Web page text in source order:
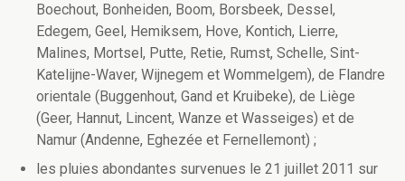
Boechout, Bonheiden, Boom, Borsbeek, Dessel,
Edegem, Geel, Hemiksem, Hove, Kontich, Lierre,
Malines, Mortsel, Putte, Retie, Rumst, Schelle, Sint-
Katelijne-Waver, Wijnegem et Wommelgem), de Flandre
orientale (Buggenhout, Gand et Kruibeke), de Liège
(Geer, Hannut, Lincent, Wanze et Wasseiges) et de
Namur (Andenne, Eghezée et Fernellemont) ;
les pluies abondantes survenues le 21 juillet 2011 sur